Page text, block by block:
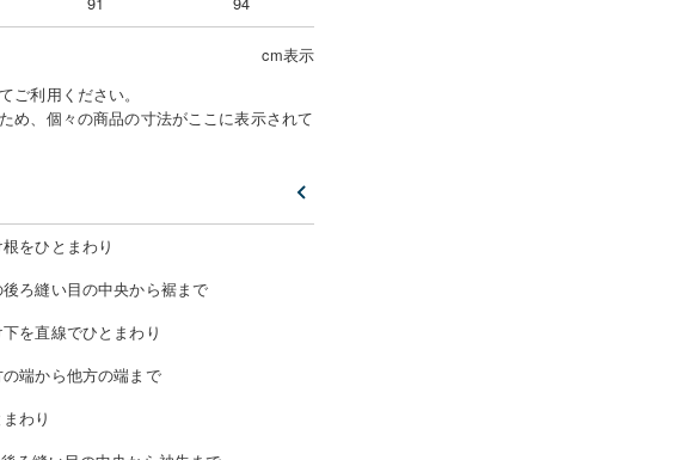
cm表示
利用ください。
め、個々の商品の寸法がここに表示されて
をひとまわり
ろ縫い目の中央から裾まで
を直線でひとまわり
の端から他方の端まで
わり